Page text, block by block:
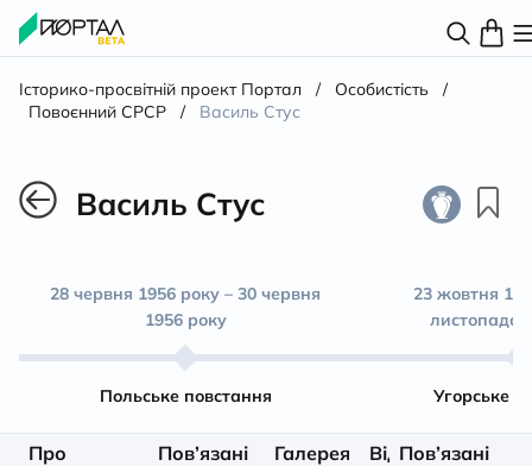
Історико-просвітній проект Портал / Особистість
/
Повоєнний СРСР
/ Василь Стус
Василь Стус
28 червня 1956 року – 30 червня
1956 року
Польське повстання
23 жовтня
листопада
Угорське
Про
Пов’язані
Галерея ВідеоПов’язані